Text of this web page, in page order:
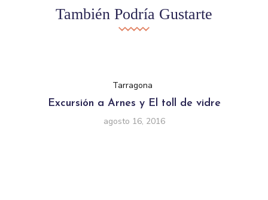
También Podría Gustarte
Tarragona
Excursión a Arnes y El toll de vidre
agosto 16, 2016